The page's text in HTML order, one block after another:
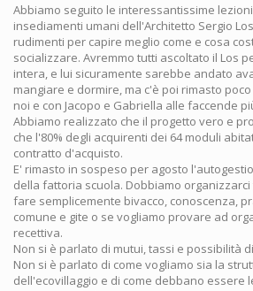
Abbiamo seguito le interessantissime
insediamenti umani dell'Architetto Sergio
rudimenti per capire meglio come e cosa
socializzare. Avremmo tutti ascoltato il Los
intera, e lui sicuramente sarebbe andato
mangiare e dormire, ma c'è poi rimasto
noi e con Jacopo e Gabriella alle faccende
Abbiamo realizzato che il progetto vero e
che l'80% degli acquirenti dei 64 moduli
contratto d'acquisto.
E' rimasto in sospeso per agosto
della fattoria scuola. Dobbiamo
fare semplicemente bivacco, conoscenza,
comune e gite o se vogliamo provare ad
recettiva.
Non si è parlato di mutui, tassi e possibilità
Non si è parlato di come vogliamo sia la
dell'ecovillaggio e di come debbano essere